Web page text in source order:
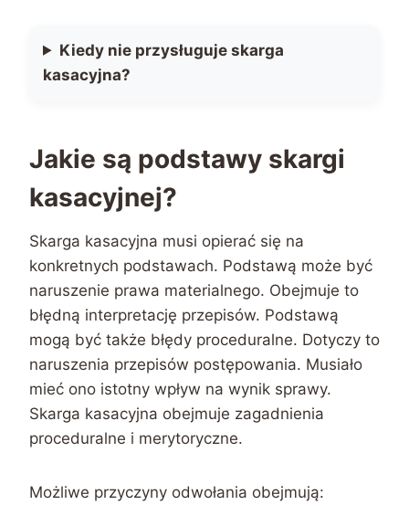
Kiedy nie przysługuje skarga
kasacyjna?
Jakie są podstawy skargi
kasacyjnej?
Skarga kasacyjna musi opierać się na
konkretnych podstawach. Podstawą może być
naruszenie prawa materialnego. Obejmuje to
błędną interpretację przepisów. Podstawą
mogą być także błędy proceduralne. Dotyczy to
naruszenia przepisów postępowania. Musiało
mieć ono istotny wpływ na wynik sprawy.
Skarga kasacyjna obejmuje zagadnienia
proceduralne i merytoryczne.
Możliwe przyczyny odwołania obejmują: